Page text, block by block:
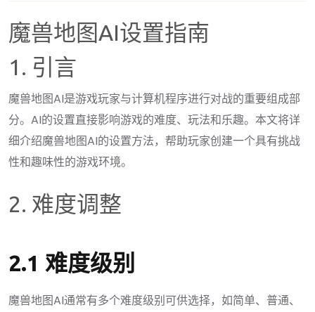
魔兽地图AI设置指南
1. 引言
魔兽地图AI是游戏玩家与计算机程序进行对战的重要组成部
分。AI的设置直接影响游戏的难度、玩法和乐趣。本文将详
细介绍魔兽地图AI的设置方法，帮助玩家创建一个具有挑战
性和趣味性的游戏环境。
2. 难度调整
2.1 难度级别
魔兽地图AI通常有多个难度级别可供选择，如简单、普通、